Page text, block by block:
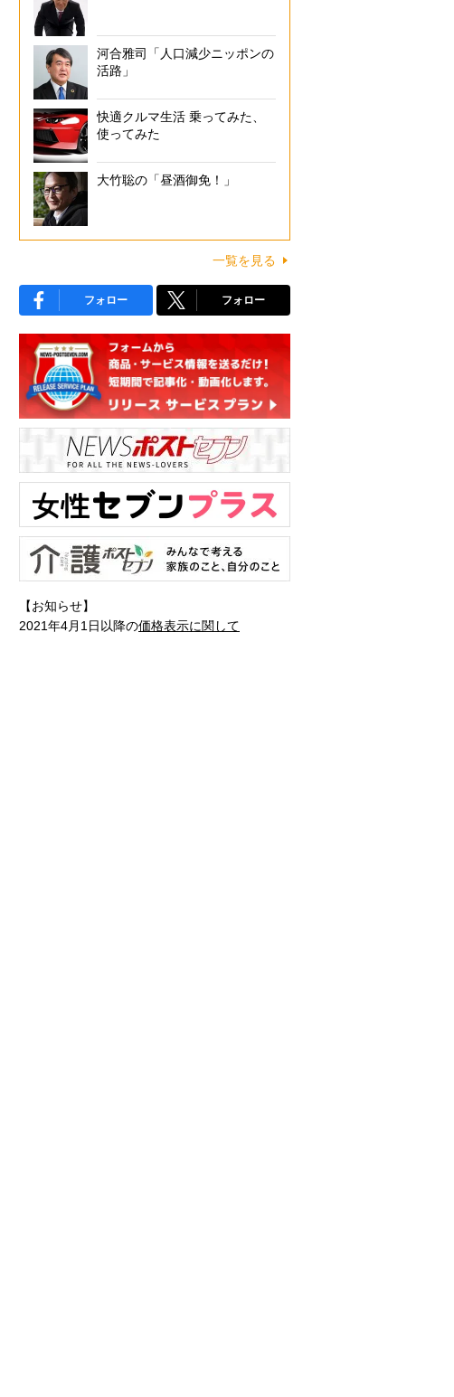
河合雅司「人口減少ニッポンの
活路」
快適クルマ生活 乗ってみた、
使ってみた
大竹聡の「昼酒御免！」
一覧を見る
フォロー フォロー
【お知らせ】
2021年4月1日以降の価格表示に関して